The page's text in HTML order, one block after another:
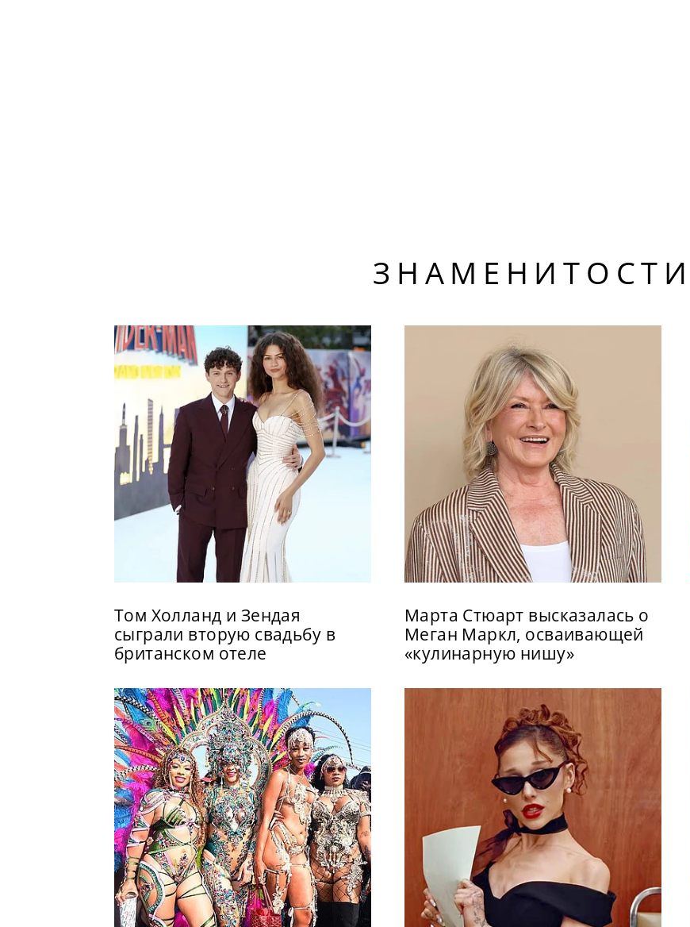
ЗНАМЕНИТОСТИ
Том Холланд и Зендая
сыграли вторую свадьбу в
британском отеле
Марта Стюарт высказалась о
Меган Маркл, осваивающей
«кулинарную нишу»